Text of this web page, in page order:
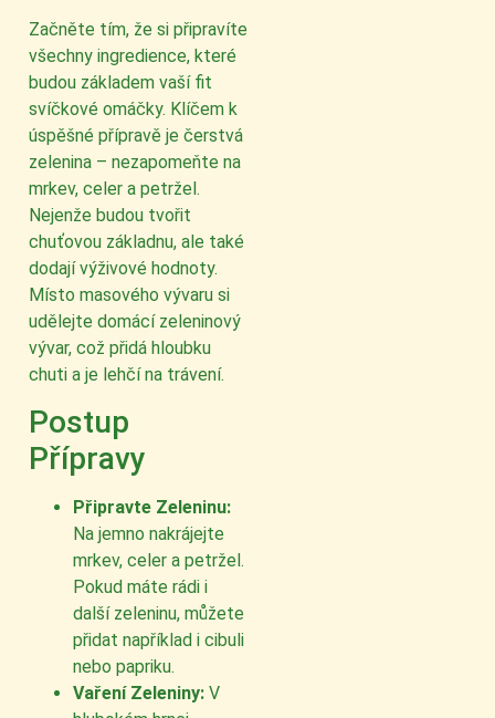
Začněte tím, že si připravíte
všechny ingredience, které
budou základem vaší fit
svíčkové omáčky. Klíčem k
úspěšné přípravě je čerstvá
zelenina – nezapomeňte na
mrkev, celer a petržel.
Nejenže budou tvořit
chuťovou základnu, ale také
dodají výživové hodnoty.
Místo masového vývaru si
udělejte domácí zeleninový
vývar, což přidá hloubku
chuti a je lehčí na trávení.
Postup
Přípravy
Připravte Zeleninu:
Na jemno nakrájejte
mrkev, celer a petržel.
Pokud máte rádi i
další zeleninu, můžete
přidat například i cibuli
nebo papriku.
Vaření Zeleniny: V